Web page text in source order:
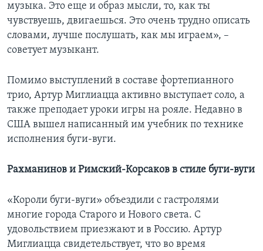
музыка. Это еще и образ мысли, то, как ты
чувствуешь, двигаешься. Это очень трудно описать
словами, лучше послушать, как мы играем», –
советует музыкант.
Помимо выступлений в составе фортепианного
трио, Артур Миглиацца активно выступает соло, а
также преподает уроки игры на рояле. Недавно в
США вышел написанный им учебник по технике
исполнения буги-вуги.
Рахманинов и Римский-Корсаков в стиле буги-вуги
«Короли буги-вуги» объездили с гастролями
многие города Старого и Нового света. С
удовольствием приезжают и в Россию. Артур
Миглиацца свидетельствует, что во время